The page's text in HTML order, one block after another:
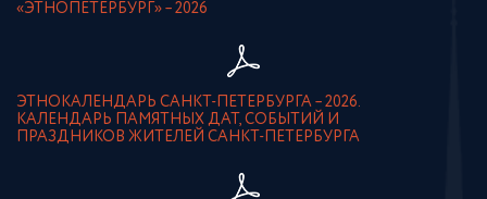
«ЭТНОПЕТЕРБУРГ» – 2026
ЭТНОКАЛЕНДАРЬ САНКТ-ПЕТЕРБУРГА – 2026.
КАЛЕНДАРЬ ПАМЯТНЫХ ДАТ, СОБЫТИЙ И
ПРАЗДНИКОВ ЖИТЕЛЕЙ САНКТ-ПЕТЕРБУРГА